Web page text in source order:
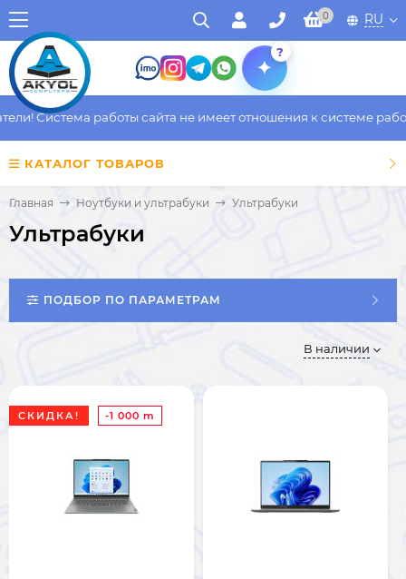
0 RU
?
Система работы сайта не имеет отношения к системе
КАТАЛОГ ТОВАРОВ
Главная Ноутбуки и ультрабуки Ультрабуки
Ультрабуки
ПОДБОР ПО ПАРАМЕТРАМ
В наличии
СКИДКА! -1 000 m